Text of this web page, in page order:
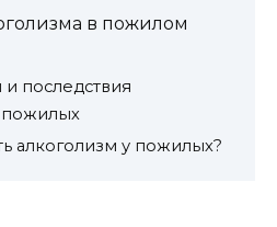
в пожилом
последствия
пожилых
алкоголизм у пожилых?